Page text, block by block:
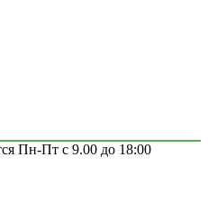
Пн-Пт с 9.00 до 18:00